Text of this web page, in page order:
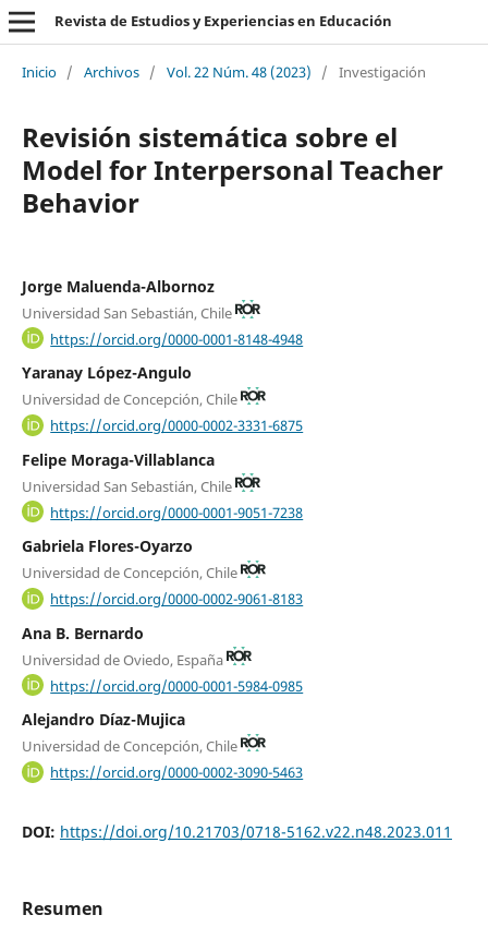
Revista de Estudios y Experiencias en Educación
Inicio / Archivos / Vol. 22 Núm. 48 (2023) / Investigación
Revisión sistemática sobre el
Model for Interpersonal Teacher
Behavior
Jorge Maluenda-Albornoz
Universidad San Sebastián, Chile
https://orcid.org/0000-0001-8148-4948
Yaranay López-Angulo
Universidad de Concepción, Chile
https://orcid.org/0000-0002-3331-6875
Felipe Moraga-Villablanca
Universidad San Sebastián, Chile
https://orcid.org/0000-0001-9051-7238
Gabriela Flores-Oyarzo
Universidad de Concepción, Chile
https://orcid.org/0000-0002-9061-8183
Ana B. Bernardo
Universidad de Oviedo, España
https://orcid.org/0000-0001-5984-0985
Alejandro Díaz-Mujica
Universidad de Concepción, Chile
https://orcid.org/0000-0002-3090-5463
DOI: https://doi.org/10.21703/0718-5162.v22.n48.2023.011
Resumen